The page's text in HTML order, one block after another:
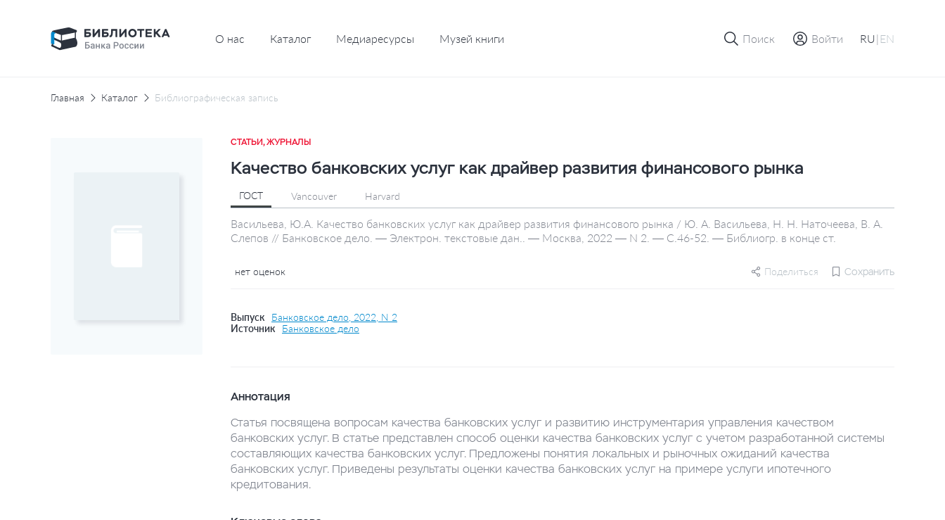
О нас Каталог Медиаресурсы Музей книги Поиск Войти RU| EN
Главная Каталог Библиографическая запись
СТАТЬИ, ЖУРНАЛЫ
Качество банковских услуг как драйвер развития финансового рынка
ГОСТ Vancouver Harvard
Васильева, Ю.А. Качество банковских услуг как драйвер развития финансового рынка / Ю. А. Васильева, Н. Н. Наточеева, В. А.
Слепов // Банковское дело. — Электрон. текстовые дан.. — Москва, 2022 — N 2. — С.46-52. — Библиогр. в конце ст.
нет оценок Поделиться Сохранить
Выпуск
Банковское дело, 2022, N 2
Источник
Банковское дело
Аннотация
Статья посвящена вопросам качества банковских услуг и развитию инструментария управления качеством
банковских услуг. В статье представлен способ оценки качества банковских услуг с учетом разработанной системы
составляющих качества банковских услуг. Предложены понятия локальных и рыночных ожиданий качества
банковских услуг. Приведены результаты оценки качества банковских услуг на примере услуги ипотечного
кредитования.